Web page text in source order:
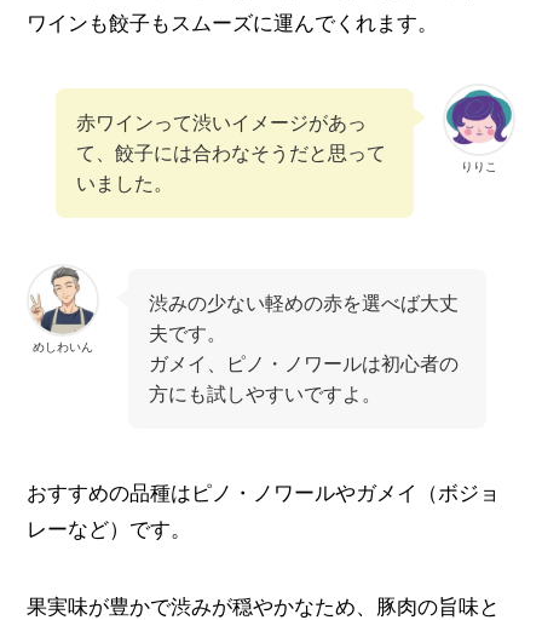
ワインも餃子もスムーズに運んでくれます。
りりこ
赤ワインって渋いイメージがあっ
て、餃子には合わなそうだと思って
いました。
めしわいん
渋みの少ない軽めの赤を選べば大丈
夫です。
ガメイ、ピノ・ノワールは初心者の
方にも試しやすいですよ。
おすすめの品種はピノ・ノワールやガメイ（ボジョ
レーなど）です。
果実味が豊かで渋みが穏やかなため、豚肉の旨味と